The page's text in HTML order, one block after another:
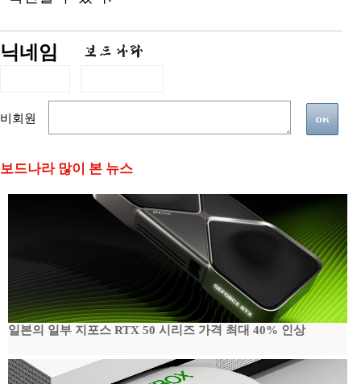
닉네임
비회원
보드나라 많이 본 뉴스
일본의 일부 지포스 RTX 50 시리즈 가격 최대 40% 인상